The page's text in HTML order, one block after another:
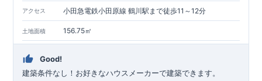
プロセスに携わっています。 ■ アフターサポート
快適に暮らすことができる住宅の品質を長期にわたり
維持するには、定期的な点検を実施することが重要です。
60年間の保証制度がございます。もちろん、定期点検以外でも
アクセス 小田急電鉄小田原線 鶴川駅まで徒歩11～12分
土地面積 156.75㎡
Good!
建築条件なし！​お好きなハウスメーカーで建築できます。